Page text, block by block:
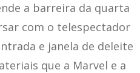
a barreira da quarta
com o telespectador
e janela de deleite
que a Marvel e a